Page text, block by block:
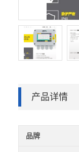
产品详情
品牌